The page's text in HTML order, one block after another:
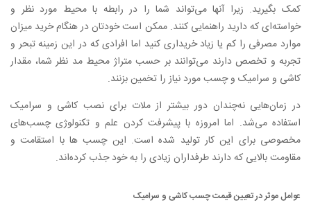
کمک بگیرید. زیرا آنها می‌تواند شما را در رابطه با محیط مورد نظر و
خواسته‌ای که دارید راهنمایی کنند. ممکن است خودتان در هنگام خرید میزان
موارد مصرفی را کم یا زیاد خریداری کنید اما افرادی که در این زمینه تبحر و
تجربه و تخصص دارند می‌توانند بر حسب متراژ محیط مد نظر شما، مقدار
کاشی و سرامیک و چسب مورد نیاز را تخمین بزنند.
در زمان‌هایی نه‌چندان دور بیشتر از ملات برای نصب کاشی و سرامیک
استفاده می‌شد. اما امروزه با پیشرفت کردن علم و تکنولوژی چسب‌های
مخصوصی برای این کار تولید شده است. این چسب ها با استقامت و
مقاومت بالایی که دارند طرفداران زیادی را به خود جذب کرده‌اند.
عوامل موثر در تعیین قیمت چسب کاشی و سرامیک